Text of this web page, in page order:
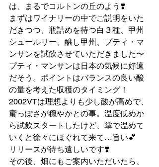
は、まるでコルトンの丘のよう❣️
まずはワイナリーの中でご説明をいた
だきつつ、瓶詰めを待つ白３種、甲州
シュールリー、醸し甲州、プティ・マ
ンサンを試飲させていただきました〜
プティ・マンサンは日本の気候に好適
だそう。ポイントはバランスの良い酸
の量を考えた収穫のタイミング！
2002VTは理想よりも少し酸が高めで、
蜜っぽさが穏やかとの事。温度低めか
ら試飲スタートしたけど、掌で温めて
いくと徐々にほぐれて来て…旨い💕
リリースが待ち遠しいです❣️
その後、畑にもご案内いただいたら、